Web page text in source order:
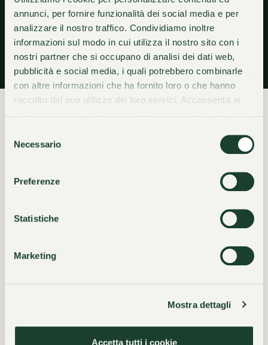
annunci, per fornire funzionalità dei social media e per
analizzare il nostro traffico. Condividiamo inoltre
informazioni sul modo in cui utilizza il nostro sito con i
nostri partner che si occupano di analisi dei dati web,
pubblicità e social media, i quali potrebbero combinarle
con altre informazioni che ha fornito loro o che hanno
raccolto dal suo utilizzo dei loro servizi. Acconsenta ai
delNecessario
Preferenze
Statistiche
Marketing
Mostra dettagli
Accetta tutti i cookie
Scopri
VIVERE IL MOMENTO
Ascolta il silenzio,
rigenerati nel profondo
La nostra struttura comprende:
- Campo da tennis in terra battuta e fitness